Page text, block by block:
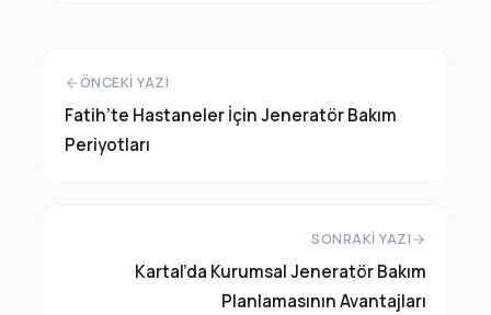
ÖNCEKI YAZI
Fatih’te Hastaneler İçin Jeneratör Bakım
Periyotları
SONRAKI YAZI
Kartal’da Kurumsal Jeneratör Bakım
Planlamasının Avantajları